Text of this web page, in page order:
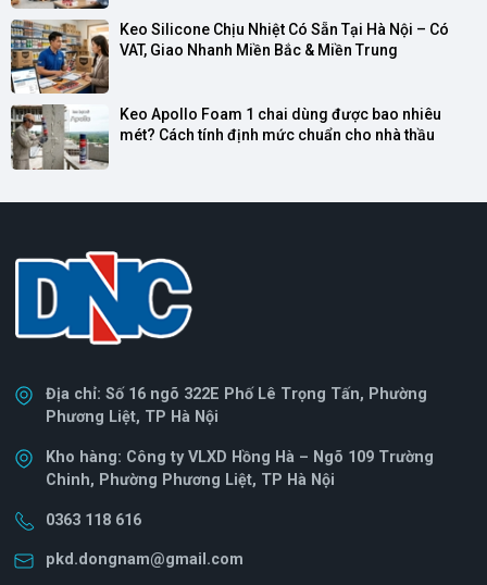
Keo Silicone Chịu Nhiệt Có Sẵn Tại Hà Nội – Có
VAT, Giao Nhanh Miền Bắc & Miền Trung
Keo Apollo Foam 1 chai dùng được bao nhiêu
mét? Cách tính định mức chuẩn cho nhà thầu
Địa chỉ: Số 16 ngõ 322E Phố Lê Trọng Tấn, Phường
Phương Liệt, TP Hà Nội
Kho hàng: Công ty VLXD Hồng Hà – Ngõ 109 Trường
Chinh, Phường Phương Liệt, TP Hà Nội
0363 118 616
pkd.dongnam@gmail.com